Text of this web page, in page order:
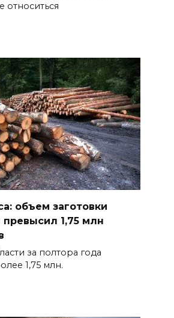
относиться
объем заготовки
1,75 млн
за полтора года
1,75 млн.